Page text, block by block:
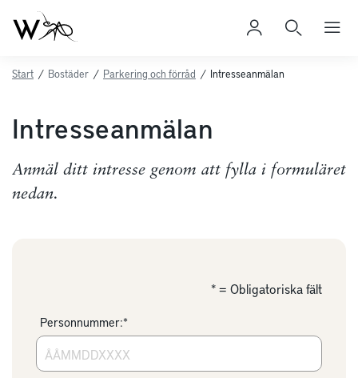
Start / Bostäder / Parkering och förråd / Intresseanmälan
Intresseanmälan
Anmäl ditt intresse genom att fylla i formuläret
nedan.
* = Obligatoriska fält
Personnummer:*